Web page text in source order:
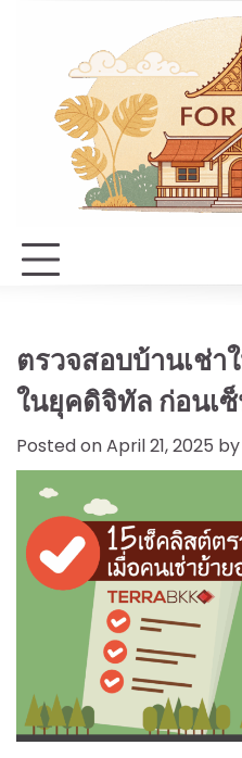
ตรวจสอบบ้านเช่า
ในยุคดิจิทัล ก่อนเ
Posted onApril 21, 2025 by